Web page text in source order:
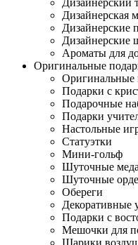
Дизайнерский
Дизайнерская
Дизайнерские
Дизайнерские
Ароматы для
Оригинальные
Оригинальные
Подарки с
Подарочные
Подарки
Настольные
Статуэтки
Мини-гольф
Шуточные
Шуточные
Обереги
Декоративные
Подарки с
Мешочки для
Шарики